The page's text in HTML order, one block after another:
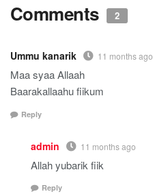
Comments 2
Ummu kanarik 11 months ago
Maa syaa Allaah
Baarakallaahu fiikum
Reply
admin 11 months ago
Allah yubarik fiik
Reply